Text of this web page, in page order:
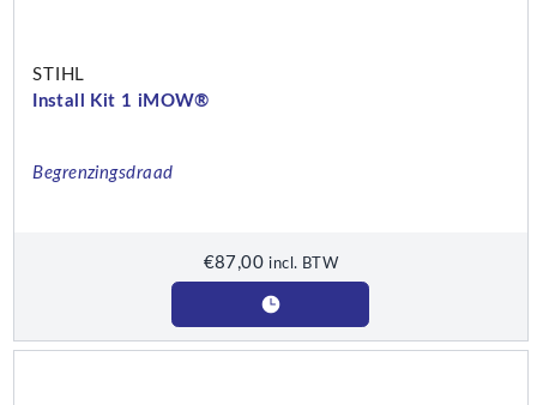
STIHL
Install Kit 1 iMOW®
Begrenzingsdraad
€87,00 incl. BTW